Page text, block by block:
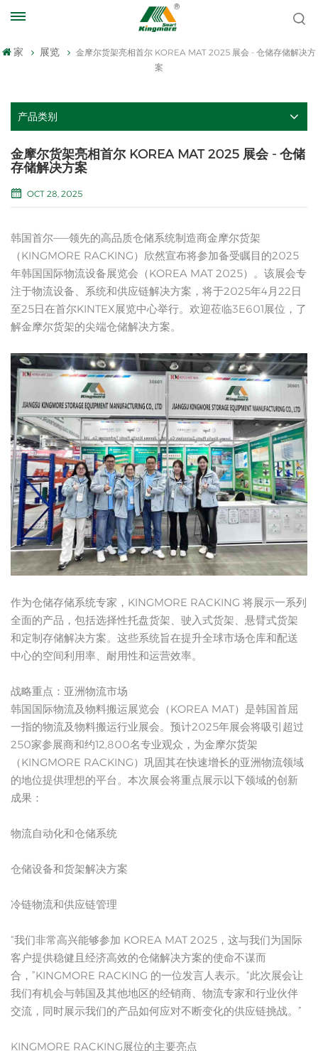
家 展览
金摩尔货架亮相首尔 KOREA MAT 2025 展会 - 仓储存储解决方
案
产品类别
金摩尔货架亮相首尔 KOREA MAT 2025 展会 - 仓储
存储解决方案
OCT 28, 2025
韩国首尔——领先的高品质仓储系统制造商金摩尔货架
（KINGMORE RACKING）欣然宣布将参加备受瞩目的2025
年韩国国际物流设备展览会（KOREA MAT 2025）。该展会专
注于物流设备、系统和供应链解决方案，将于2025年4月22日
至25日在首尔KINTEX展览中心举行。欢迎莅临3E601展位，了
解金摩尔货架的尖端仓储解决方案。
作为仓储存储系统专家，KINGMORE RACKING 将展示一系列
全面的产品，包括选择性托盘货架、驶入式货架、悬臂式货架
和定制存储解决方案。这些系统旨在提升全球市场仓库和配送
中心的空间利用率、耐用性和运营效率。
战略重点：亚洲物流市场
韩国国际物流及物料搬运展览会（KOREA MAT）是韩国首屈
一指的物流及物料搬运行业展会。预计2025年展会将吸引超过
250家参展商和约12,800名专业观众，为金摩尔货架
（KINGMORE RACKING）巩固其在快速增长的亚洲物流领域
的地位提供理想的平台。本次展会将重点展示以下领域的创新
成果：
物流自动化和仓储系统
仓储设备和货架解决方案
冷链物流和供应链管理
“我们非常高兴能够参加 KOREA MAT 2025，这与我们为国际
客户提供稳健且经济高效的仓储解决方案的使命不谋而
合，”KINGMORE RACKING 的一位发言人表示。“此次展会让
我们有机会与韩国及其他地区的经销商、物流专家和行业伙伴
交流，同时展示我们的产品如何应对不断变化的供应链挑战。”
KINGMORE RACKING展位的主要亮点